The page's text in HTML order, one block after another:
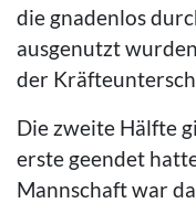
die gnadenlos
ausgenutzt
der
Die zweite Hälfte
erste geendet
Mannschaft war